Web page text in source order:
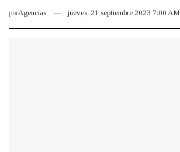
porAgencias jueves, 21 septiembre 2023 7:00 AM